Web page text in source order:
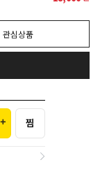
관심상품